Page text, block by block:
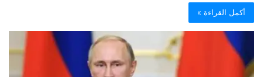
أكمل القراءة »